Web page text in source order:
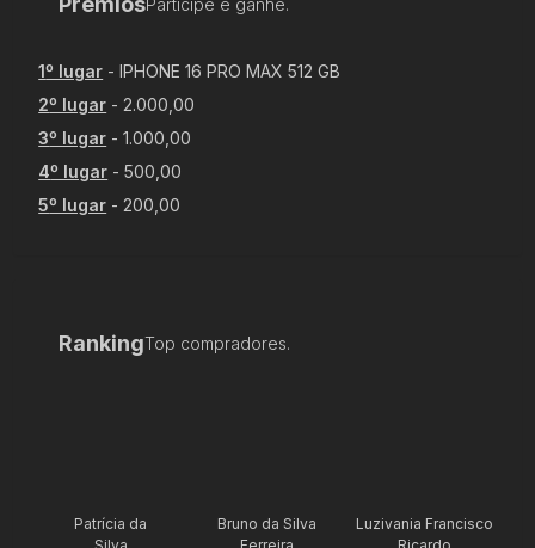
1º lugar -IPHONE 16 PRO MAX 512 GB
2º lugar - 2.000,00
3º lugar -1.000,00
4º lugar -500,00
5º lugar - 200,00
RankingTop compradores.
Patrícia da
Bruno da Silva
Luzivania Francisco